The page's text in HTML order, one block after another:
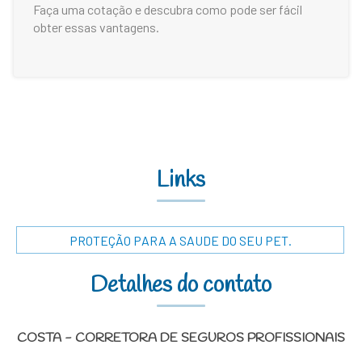
Faça uma cotação e descubra como pode ser fácil
obter essas vantagens.
Links
PROTEÇÃO PARA A SAUDE DO SEU PET.
Detalhes do contato
COSTA - CORRETORA DE SEGUROS PROFISSIONAIS